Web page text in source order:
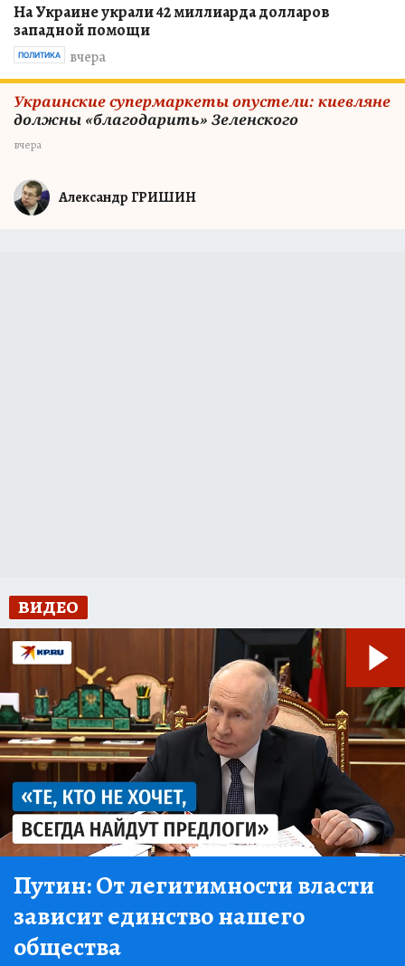
На Украине украли 42 миллиарда долларов
западной помощи
вчера
ПОЛИТИКА
Украинские супермаркеты опустели: киевляне
должны «благодарить» Зеленского
вчера
Александр ГРИШИН
ВИДЕО
Путин:От легитимности власти
зависит единство нашего
общества